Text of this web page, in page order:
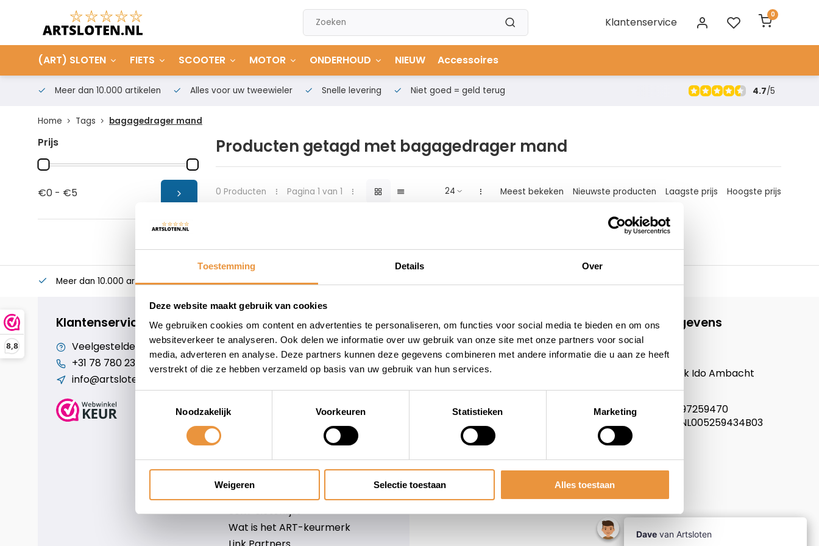
Toestemming Details Over
Deze website maakt gebruik van cookies
We gebruiken cookies om content en advertenties te personaliseren, om functies voor social media te bieden en om ons
websiteverkeer te analyseren. Ook delen we informatie over uw gebruik van onze site met onze partners voor social
media, adverteren en analyse. Deze partners kunnen deze gegevens combineren met andere informatie die u aan ze heeft
verstrekt of die ze hebben verzameld op basis van uw gebruik van hun services.
Noodzakelijk
Voorkeuren Statistieken Marketing
Weigeren Selectie toestaan Alles toestaan
8,8
Klantenservice
0
(ART) SLOTEN FIETS SCOOTER MOTOR ONDERHOUD NIEUW Accessoires
Meer dan 10.000 artikelen Alles voor uw tweewieler Snelle levering Niet goed = geld terug 4.7/5
Home Tags bagagedrager mand
Prijs
€0 - €5
Producten getagd met bagagedrager mand
0 Producten Pagina 1 van 1 Meest bekeken Nieuwste producten Laagste prijs Hoogste prijs
Meer dan 10.000 artikelen Alles voor uw tweewieler
Klantenservice
Veelgestelde vragen
+31 78 780 2330
info@artsloten.nl
Cookiebeleid
Over ons
Privacy Policy
Verzenden & retourneren
Contact
Sitemap
Art-slotenlijst
Scm-slotenlijst
Wat is het ART-keurmerk
Informatie
Over ons
Blog
Contactgegevens
ARTsloten.nl
Noordeinde 114
3341LW, Hendrik Ido Ambacht
Nederland
KVK nummer: 97259470
Btw nummer: NL005259434B03